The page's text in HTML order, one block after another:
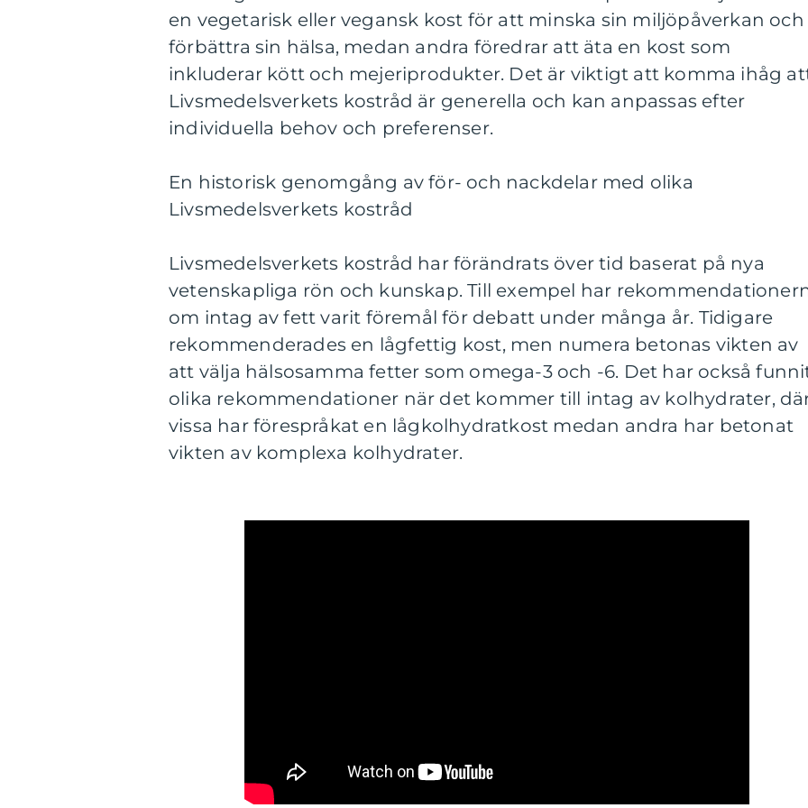
en vegetarisk eller vegansk kost för att minska sin miljöpåverkan och
förbättra sin hälsa, medan andra föredrar att äta en kost som
inkluderar kött och mejeriprodukter. Det är viktigt att komma ihåg
Livsmedelsverkets kostråd är generella och kan anpassas efter
individuella behov och preferenser.
En historisk genomgång av för- och nackdelar med olika
Livsmedelsverkets kostråd
Livsmedelsverkets kostråd har förändrats över tid baserat på nya
vetenskapliga rön och kunskap. Till exempel har
om intag av fett varit föremål för debatt under många år. Tidigare
rekommenderades en lågfettig kost, men numera betonas vikten av
att välja hälsosamma fetter som omega-3 och -6. Det har också
olika rekommendationer när det kommer till intag av kolhydrater,
vissa har förespråkat en lågkolhydratkost medan andra har betonat
vikten av komplexa kolhydrater.